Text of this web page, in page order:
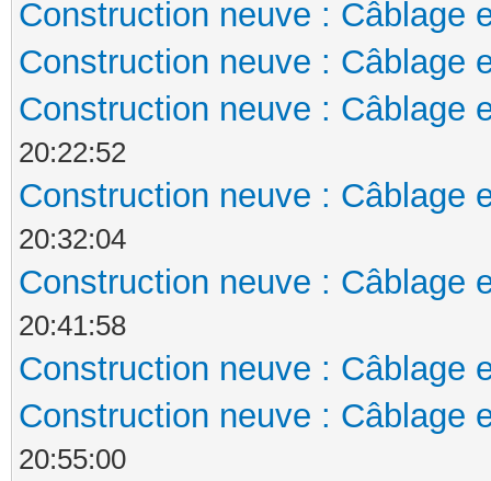
Construction neuve : Câblage
Construction neuve : Câblage
Construction neuve : Câblage
20:22:52
Construction neuve : Câblage
20:32:04
Construction neuve : Câblage
20:41:58
Construction neuve : Câblage
Construction neuve : Câblage
20:55:00